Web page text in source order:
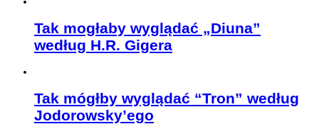
Tak mogłaby wyglądać „Diuna”
według H.R. Gigera
Tak mógłby wyglądać “Tron” według
Jodorowsky’ego